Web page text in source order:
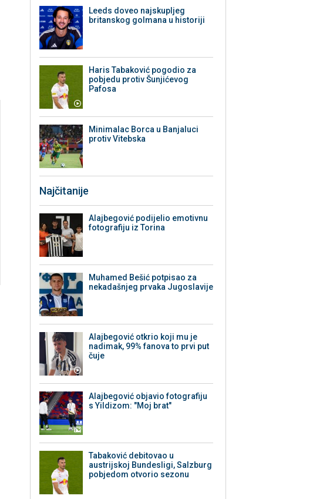
Leeds doveo najskupljeg
britanskog golmana u historiji
Haris Tabaković pogodio za
pobjedu protiv Šunjićevog
Pafosa
Minimalac Borca u Banjaluci
protiv Vitebska
Najčitanije
Alajbegović podijelio emotivnu
fotografiju iz Torina
Muhamed Bešić potpisao za
nekadašnjeg prvaka Jugoslavije
Alajbegović otkrio koji mu je
nadimak, 99% fanova to prvi put
čuje
Alajbegović objavio fotografiju
s Yildizom: "Moj brat"
Tabaković debitovao u
austrijskoj Bundesligi, Salzburg
pobjedom otvorio sezonu